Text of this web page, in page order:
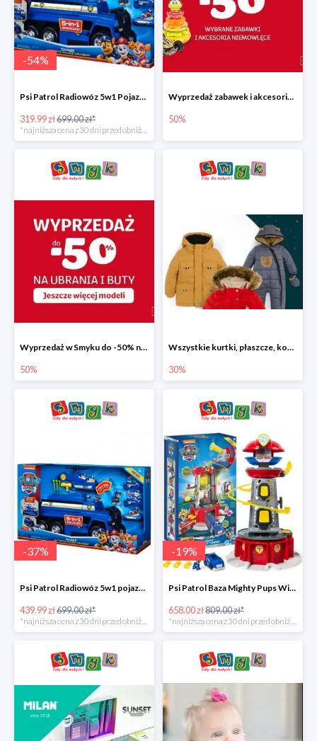
-54%
Psi Patrol Radiowóz 5w1 Pojazd ratunkowy z figurką Chase'a
319.99 zł699.00 zł*
Wyprzedaż zabawek i akcesoriów niemowlęcych w Smyku do -50%
50%
Wyprzedaż w Smyku do -50% na ubrania i buty
50%
Wszystkie kurtki, płaszcze, kombinezony i spodnie narciarskie -30%
30%
-37%
Psi Patrol Radiowóz 5w1 pojazd ratunkowy z figurką Chase'a -37%
439.99 zł699.00 zł*
-19%
Psi Patrol Baza Mighty Pups Wieża obserwacyjna+pojazd z figurką -19%
658.00 zł809.00 zł*